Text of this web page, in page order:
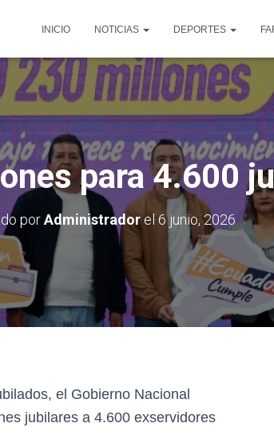
INICIO NOTICIAS DEPORTES
para 4.600
porAdministradorel 6 junio, 2026
el Gobierno Nacional
jubilares a 4.600 exservidores